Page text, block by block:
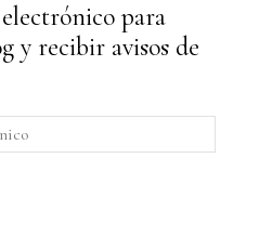
para
y recibir avisos de